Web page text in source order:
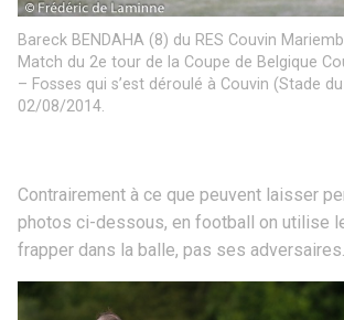
Bareck BENDAHA (8) du RES Couvin
Match du 2e tour de la Coupe de Belgique
– Fosses qui s’est déroulé à Couvin (Stade
02/08/2014.
Contrairement à ce que peuvent laisser
photos ci-dessous, en football on utilise
frapper dans la balle, pas ses adversaires.